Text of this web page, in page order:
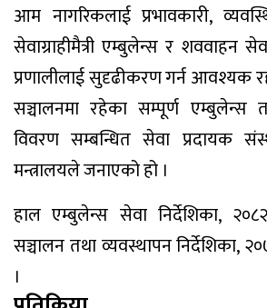
आम नागरिकलाई प्रभावकारी,
सेवाग्राहीमैत्री एम्बुलेन्स र शववाहन
प्रणालीलाई सुदृढीकरण गर्न आवश्यक
सञ्चालनमा रहेका सम्पूर्ण एम्बुलेन्स
विवरण सम्बन्धित सेवा प्रदायक
मन्त्रालयले जनाएको हो ।
हाल एम्बुलेन्स सेवा निर्देशिका,
सञ्चालन तथा व्यवस्थापन निर्देशिका,
।